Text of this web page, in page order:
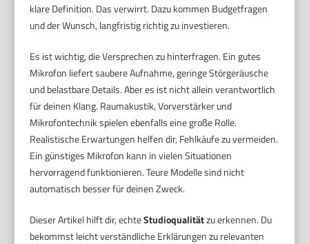
klare Definition. Das verwirrt. Dazu kommen Budgetfragen
und der Wunsch, langfristig richtig zu investieren.
Es ist wichtig, die Versprechen zu hinterfragen. Ein gutes
Mikrofon liefert saubere Aufnahme, geringe Störgeräusche
und belastbare Details. Aber es ist nicht allein verantwortlich
für deinen Klang. Raumakustik, Vorverstärker und
Mikrofontechnik spielen ebenfalls eine große Rolle.
Realistische Erwartungen helfen dir, Fehlkäufe zu vermeiden.
Ein günstiges Mikrofon kann in vielen Situationen
hervorragend funktionieren. Teure Modelle sind nicht
automatisch besser für deinen Zweck.
Dieser Artikel hilft dir, echteStudioqualitätzu erkennen. Du
bekommst leicht verständliche Erklärungen zu relevanten